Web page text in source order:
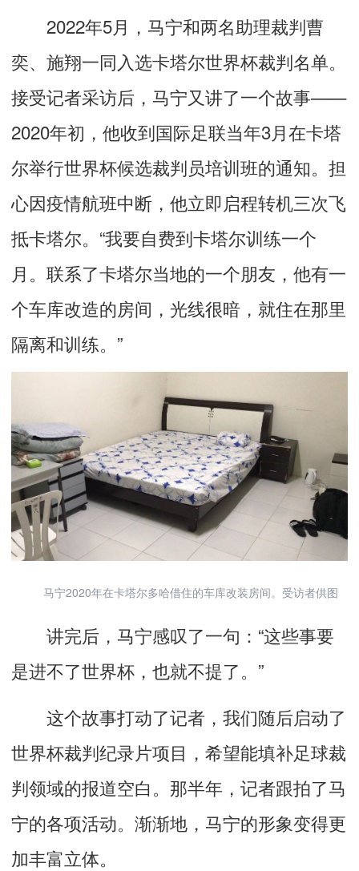
2022年5月，马宁和两名助理裁判曹
奕、施翔一同入选卡塔尔世界杯裁判名单。
接受记者采访后，马宁又讲了一个故事——
2020年初，他收到国际足联当年3月在卡塔
尔举行世界杯候选裁判员培训班的通知。担
心因疫情航班中断，他立即启程转机三次飞
抵卡塔尔。“我要自费到卡塔尔训练一个
月。联系了卡塔尔当地的一个朋友，他有一
个车库改造的房间，光线很暗，就住在那里
隔离和训练。”
马宁2020年在卡塔尔多哈借住的车库改装房间。受访者供图
讲完后，马宁感叹了一句：“这些事要
是进不了世界杯，也就不提了。”
这个故事打动了记者，我们随后启动了
世界杯裁判纪录片项目，希望能填补足球裁
判领域的报道空白。那半年，记者跟拍了马
宁的各项活动。渐渐地，马宁的形象变得更
加丰富立体。